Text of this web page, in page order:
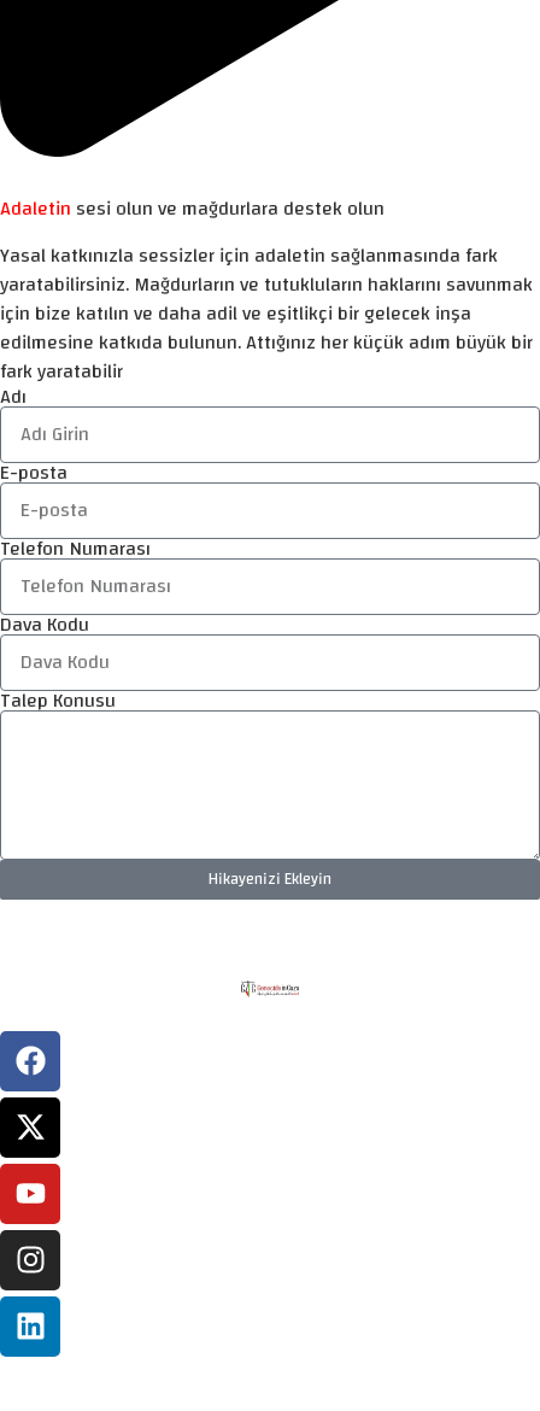
Adaletin sesi olun ve mağdurlara destek olun
Yasal katkınızla sessizler için adaletin sağlanmasında fark
yaratabilirsiniz. Mağdurların ve tutukluların haklarını savunmak
için bize katılın ve daha adil ve eşitlikçi bir gelecek inşa
edilmesine katkıda bulunun. Attığınız her küçük adım büyük bir
fark yaratabilir
Adı
E-posta
Telefon Numarası
Dava Kodu
Talep Konusu
Hikayenizi Ekleyin